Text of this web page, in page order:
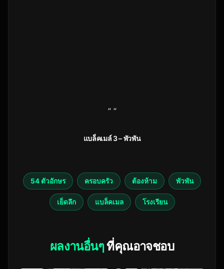
” ”
แบล็คเมล์ 3 – พัวพัน
54 ตัวอักษร ครอบครัว ต้องห้าม พัวพัน
เย็ดลึก แบล็คเมล โรงเรียน
ผลงานอื่นๆที่คุณอาจชอบ